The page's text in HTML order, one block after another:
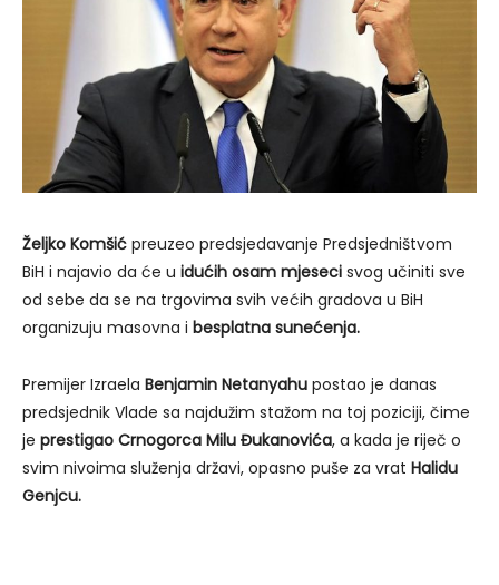
Željko Komšić preuzeo predsjedavanje Predsjedništvom
BiH i najavio da će u idućih osam mjeseci svog učiniti sve
od sebe da se na trgovima svih većih gradova u BiH
organizuju masovna i besplatna sunećenja.
Premijer Izraela Benjamin Netanyahu postao je danas
predsjednik Vlade sa najdužim stažom na toj poziciji, čime
je prestigao Crnogorca Milu Đukanovića, a kada je riječ o
svim nivoima služenja državi, opasno puše za vrat Halidu
Genjcu.